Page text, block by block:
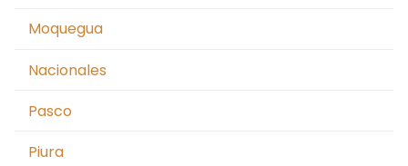
Moquegua
Nacionales
Pasco
Piura